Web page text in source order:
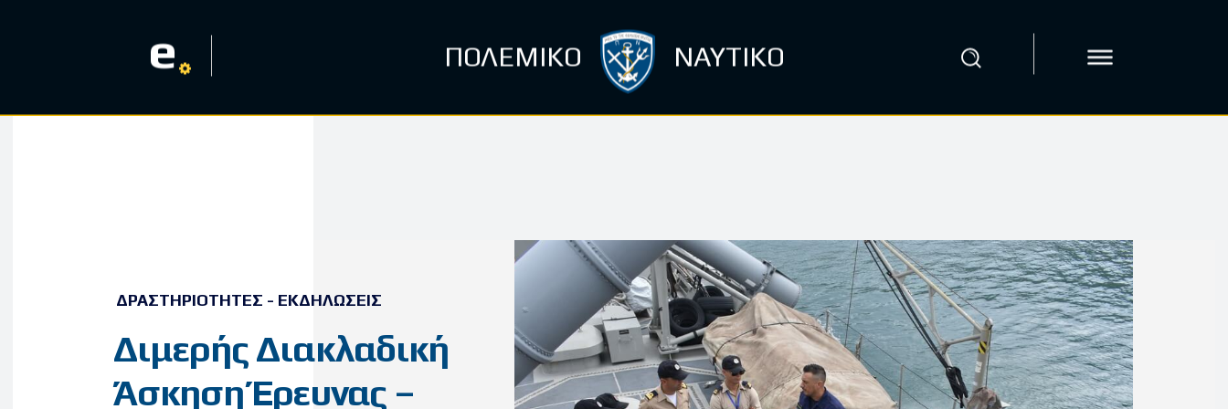
e ΠΟΛΕΜΙΚΟ ΝΑΥΤΙΚΟ
ΔΡΑΣΤΗΡΙΌΤΗΤΕΣ - ΕΚΔΗΛΏΣΕΙΣ
Διμερής Διακλαδική
Άσκηση Έρευνας –